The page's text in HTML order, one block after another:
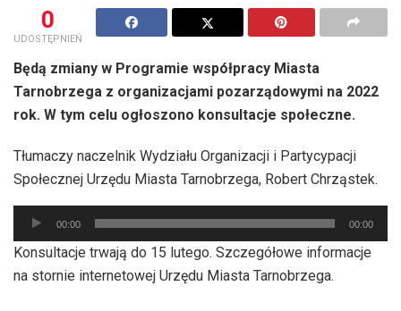
0
UDOSTĘPNIEŃ
Będą zmiany w Programie współpracy Miasta
Tarnobrzega z organizacjami pozarządowymi na 2022
rok. W tym celu ogłoszono konsultacje społeczne.
Tłumaczy naczelnik Wydziału Organizacji i Partycypacji
Społecznej Urzędu Miasta Tarnobrzega, Robert Chrząstek.
Odtwarzacz
plików
dźwiękowych
00:00 00:00
Konsultacje trwają do 15 lutego. Szczegółowe informacje
na stornie internetowej Urzędu Miasta Tarnobrzega.